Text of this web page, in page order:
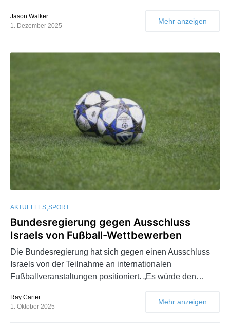
Jason Walker
1. Dezember 2025
Mehr anzeigen
AKTUELLES SPORT
Bundesregierung gegen Ausschluss
Israels von Fußball-Wettbewerben
Die Bundesregierung hat sich gegen einen Ausschluss
Israels von der Teilnahme an internationalen
Fußballveranstaltungen positioniert. „Es würde den…
Ray Carter
1. Oktober 2025
Mehr anzeigen